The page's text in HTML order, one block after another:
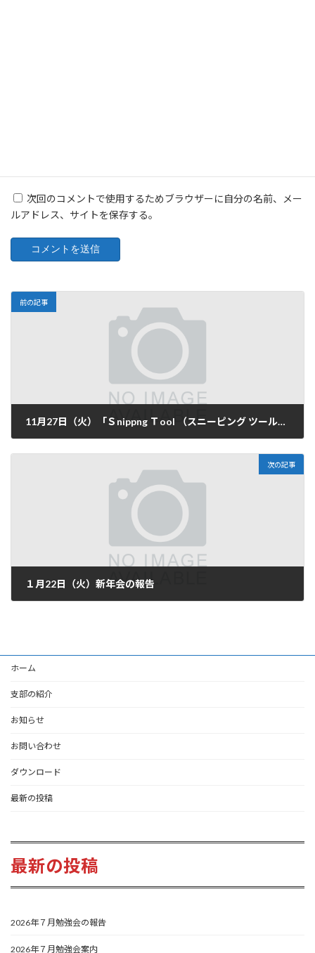
次回のコメントで使用するためブラウザーに自分の名前、メー
ルアドレス、サイトを保存する。
前の記事
11月27日（火）「Ｓnippng Ｔool （スニーピング ツール）」を学ぼう（報告）
次の記事
１月22日（火）新年会の報告
ホーム
支部の紹介
お知らせ
お問い合わせ
ダウンロード
最新の投稿
最新の投稿
2026年７月勉強会の報告
2026年７月勉強会案内